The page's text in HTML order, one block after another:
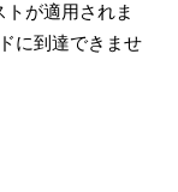
が適用されま
に到達できませ